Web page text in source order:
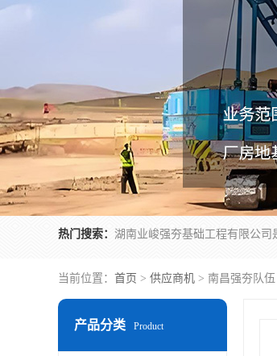
热门搜索：
当前位置： 首页 > 供应商机 > 南昌强夯队
产品分类 Product